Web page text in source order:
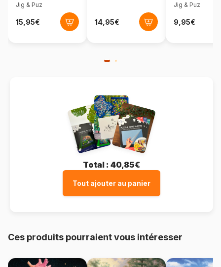
pièces
Jig & Puz Jig & Puz
Total : 40,85€
Tout ajouter au panier
Ces produits pourraient vous intéresser